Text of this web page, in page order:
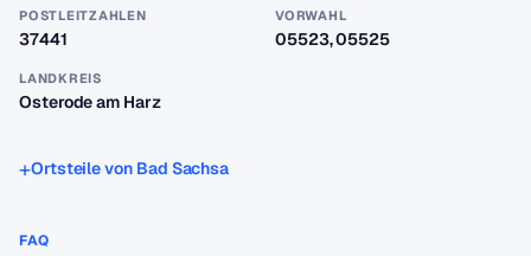
POSTLEITZAHLEN
37441
VORWAHL
05523, 05525
LANDKREIS
Osterode am Harz
Ortsteile von Bad Sachsa
FAQ